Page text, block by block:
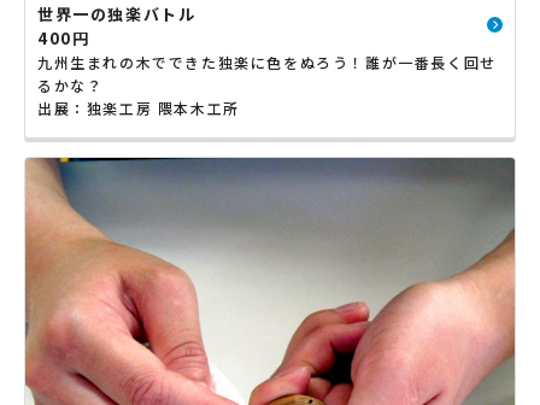
世界一の独楽バトル
400円
九州生まれの木でできた独楽に色をぬろう！誰が一番長く回せ
るかな？
出展：独楽工房 隈本木工所